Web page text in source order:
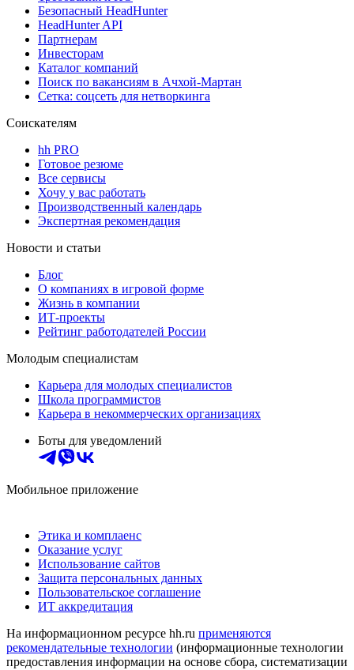
Безопасный HeadHunter
HeadHunter API
Партнерам
Инвесторам
Каталог компаний
Поиск по вакансиям в Ачхой-Мартан
Сетка: соцсеть для нетворкинга
Соискателям
hh PRO
Готовое резюме
Все сервисы
Хочу у вас работать
Производственный календарь
Экспертная рекомендация
Новости и статьи
Блог
О компаниях в игровой форме
Жизнь в компании
ИТ-проекты
Рейтинг работодателей России
Молодым специалистам
Карьера для молодых специалистов
Школа программистов
Карьера в некоммерческих организациях
Боты для уведомлений
Мобильное приложение
Этика и комплаенс
Оказание услуг
Использование сайтов
Защита персональных данных
Пользовательское соглашение
ИТ аккредитация
На информационном ресурсе hh.ru применяются
рекомендательные технологии (информационные технологии
предоставления информации на основе сбора, систематизации